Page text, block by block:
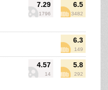
7.29
1796
6.5
3482
6.3
149
4.57
14
5.8
292